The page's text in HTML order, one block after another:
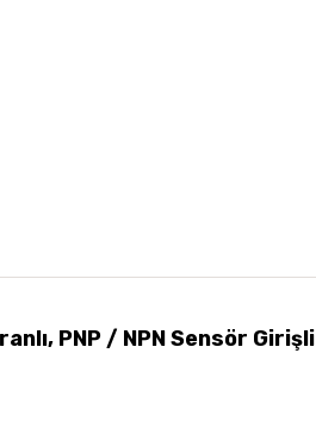
PNP / NPN Sensör Girişli